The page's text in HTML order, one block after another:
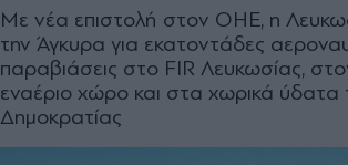
Με νέα επιστολή στον ΟΗΕ, η
την Άγκυρα για εκατοντάδες
παραβιάσεις στο FIR Λευκωσίας,
εναέριο χώρο και στα χωρικά ύδατα
Δημοκρατίας